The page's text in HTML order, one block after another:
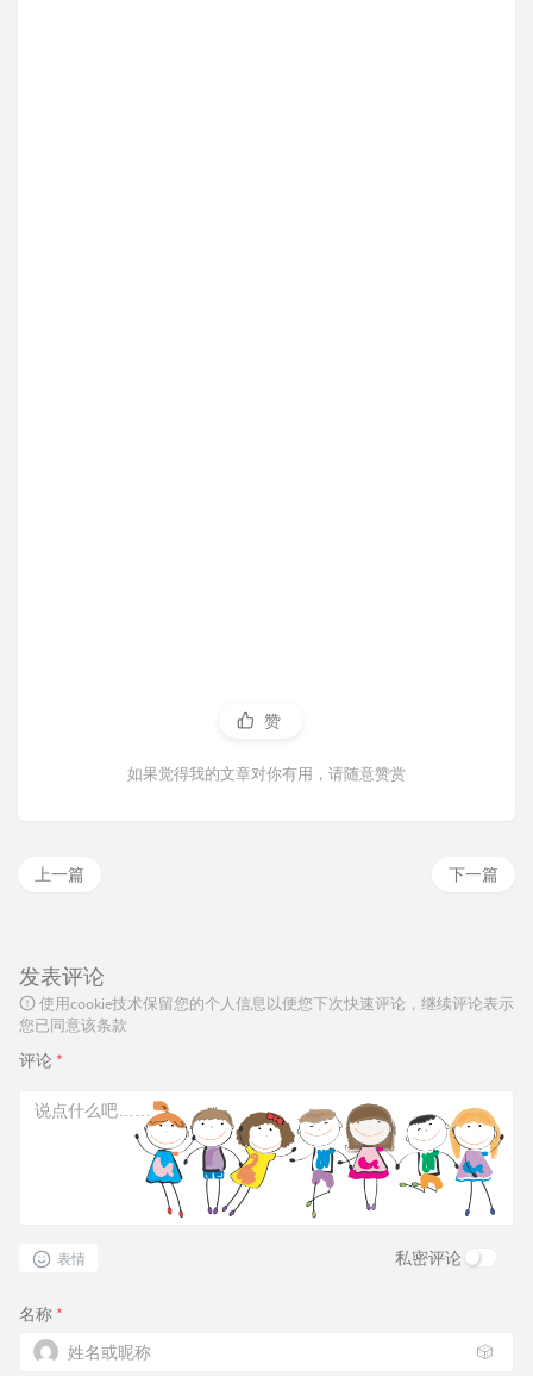
赞
如果觉得我的文章对你有用，请随意赞赏
下一篇
上一篇
发表评论
使用cookie技术保留您的个人信息以便您下次快速评论，继续评论表示
您已同意该条款
评论 *
表情 私密评论
名称 *
🎲